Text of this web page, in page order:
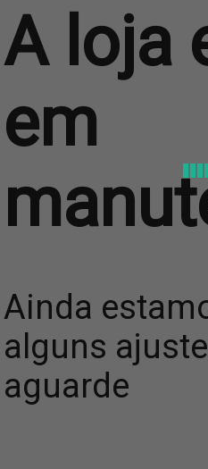
A loja
em
Ainda
alguns
aguarde